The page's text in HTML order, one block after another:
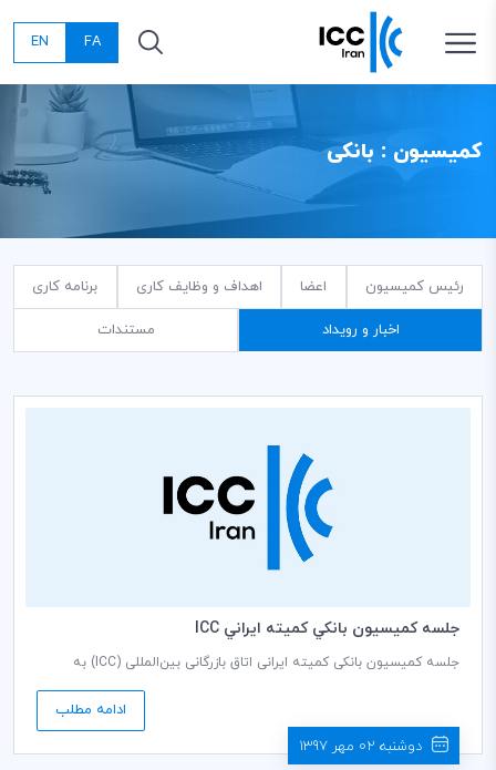
FA
EN
کمیسیون : بانکی
رئیس کمیسیون اعضا اهداف و وظایف کاری برنامه کاری
اخبار و رویداد مستندات
جلسه كميسيون بانكي كميته ايراني ICC
جلسه کمیسیون بانکی کمیته ایرانی اتاق بازرگانی بین‌المللی (ICC) به
9 صبح در سالن جلسات طبقه هشتم اتاق بازرگانی، صنایع، معادن وادامه مطلب
دوشنبه 02 مهر 1397